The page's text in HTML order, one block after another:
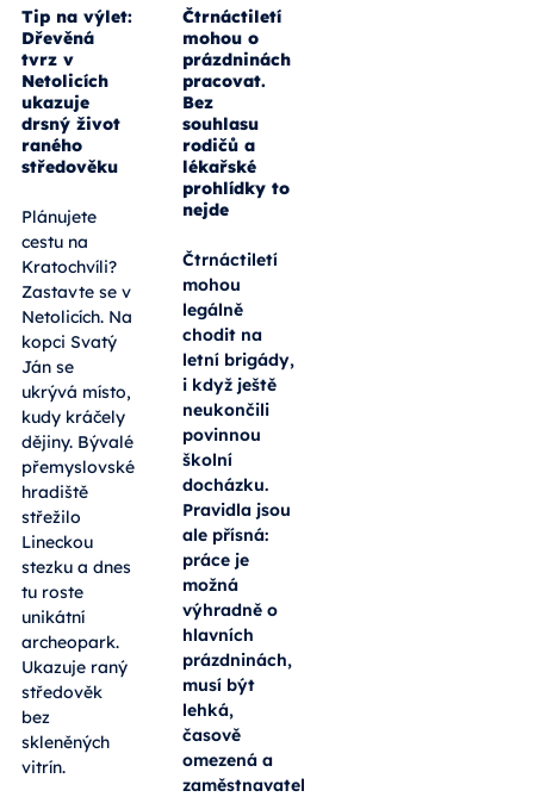
Tip na výlet:
Dřevěná
tvrz v
Netolicích
ukazuje
drsný život
raného
středověku
Plánujete
cestu na
Kratochvíli?
Zastavte se v
Netolicích. Na
kopci Svatý
Ján se
ukrývá místo,
kudy kráčely
dějiny. Bývalé
přemyslovské
hradiště
střežilo
Lineckou
stezku a dnes
tu roste
unikátní
archeopark.
Ukazuje raný
středověk
bez
skleněných
vitrín.
Čtrnáctiletí
mohou o
prázdninách
pracovat.
Bez
souhlasu
rodičů a
lékařské
prohlídky to
nejde
Čtrnáctiletí
mohou
legálně
chodit na
letní brigády,
i když ještě
neukončili
povinnou
školní
docházku.
Pravidla jsou
ale přísná:
práce je
možná
výhradně o
hlavních
prázdninách,
musí být
lehká,
časově
omezená a
zaměstnavatel